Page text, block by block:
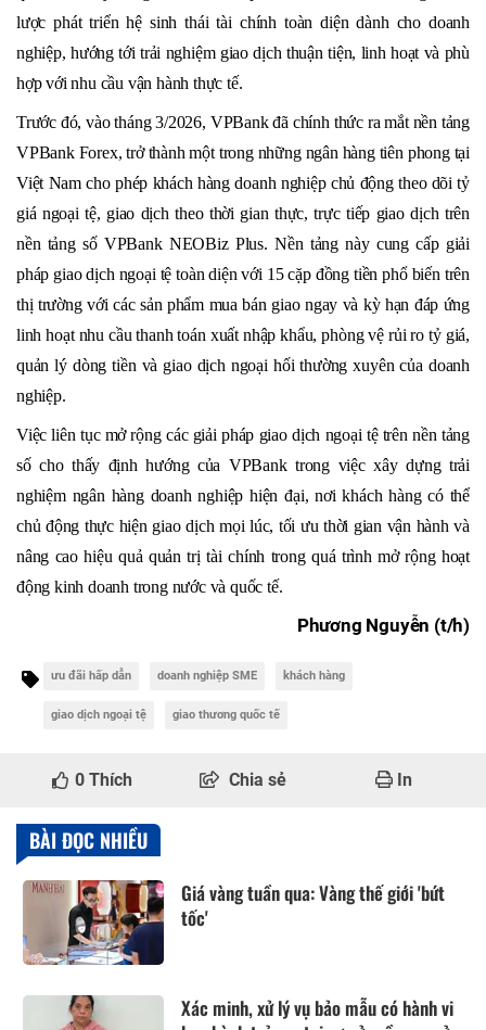
lược phát triển hệ sinh thái tài chính toàn diện dành cho doanh
nghiệp, hướng tới trải nghiệm giao dịch thuận tiện, linh hoạt và phù
hợp với nhu cầu vận hành thực tế.
Trước đó, vào tháng 3/2026, VPBank đã chính thức ra mắt nền tảng
VPBank Forex, trở thành một trong những ngân hàng tiên phong tại
Việt Nam cho phép khách hàng doanh nghiệp chủ động theo dõi tỷ
giá ngoại tệ, giao dịch theo thời gian thực, trực tiếp giao dịch trên
nền tảng số VPBank NEOBiz Plus. Nền tảng này cung cấp giải
pháp giao dịch ngoại tệ toàn diện với 15 cặp đồng tiền phổ biến trên
thị trường với các sản phẩm mua bán giao ngay và kỳ hạn đáp ứng
linh hoạt nhu cầu thanh toán xuất nhập khẩu, phòng vệ rủi ro tỷ giá,
quản lý dòng tiền và giao dịch ngoại hối thường xuyên của doanh
nghiệp.
Việc liên tục mở rộng các giải pháp giao dịch ngoại tệ trên nền tảng
số cho thấy định hướng của VPBank trong việc xây dựng trải
nghiệm ngân hàng doanh nghiệp hiện đại, nơi khách hàng có thể
chủ động thực hiện giao dịch mọi lúc, tối ưu thời gian vận hành và
nâng cao hiệu quả quản trị tài chính trong quá trình mở rộng hoạt
động kinh doanh trong nước và quốc tế.
Phương Nguyễn (t/h)
ưu đãi hấp dẫn doanh nghiệp SME khách hàng
giao dịch ngoại tệ giao thương quốc tế
0 Thích Chia sẻ In
BÀI ĐỌC NHIỀU
Giá vàng tuần qua: Vàng thế giới 'bứt
tốc'
Xác minh, xử lý vụ bảo mẫu có hành vi